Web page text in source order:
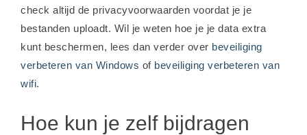
check altijd de privacyvoorwaarden voordat je je
bestanden uploadt. Wil je weten hoe je je data extra
kunt beschermen, lees dan verder over beveiliging
verbeteren van Windows of beveiliging verbeteren van
wifi.
Hoe kun je zelf bijdragen